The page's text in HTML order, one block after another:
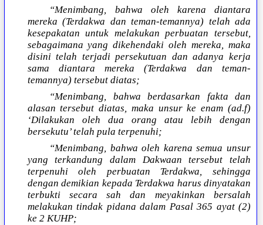
“Menimbang, bahwa oleh karena diantara
mereka (Terdakwa dan teman-temannya) telah ada
kesepakatan untuk melakukan perbuatan tersebut,
sebagaimana yang dikehendaki oleh mereka, maka
disini telah terjadi persekutuan dan adanya kerja
sama diantara mereka (Terdakwa dan teman-
temannya) tersebut diatas;
“Menimbang, bahwa berdasarkan fakta dan
alasan tersebut diatas, maka unsur ke enam (ad.f)
‘Dilakukan oleh dua orang atau lebih dengan
bersekutu’ telah pula terpenuhi;
“Menimbang, bahwa oleh karena semua unsur
yang terkandung dalam Dakwaan tersebut telah
terpenuhi oleh perbuatan Terdakwa, sehingga
dengan demikian kepada Terdakwa harus dinyatakan
terbukti secara sah dan meyakinkan bersalah
melakukan tindak pidana dalam Pasal 365 ayat (2)
ke 2 KUHP;